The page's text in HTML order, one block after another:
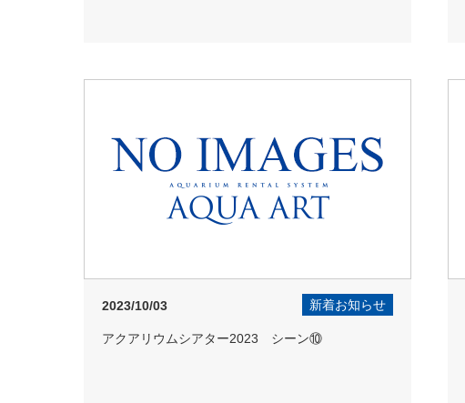
2023/10/03 新着お知らせ
アクアリウムシアター2023 シーン⑩